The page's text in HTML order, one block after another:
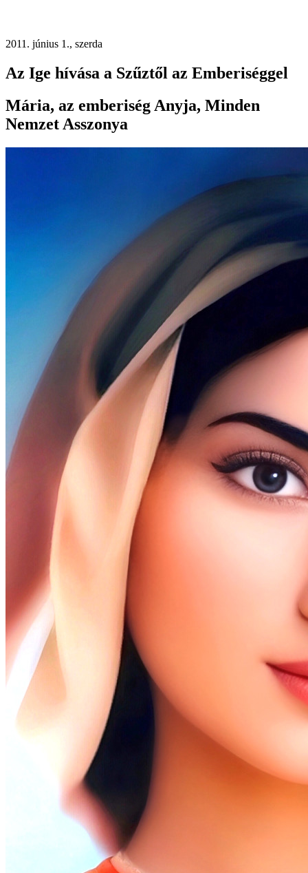
2011. június 1., szerda
Az Ige hívása a Szűztől az Emberiséggel
Mária, az emberiség Anyja, Minden
Nemzet Asszonya